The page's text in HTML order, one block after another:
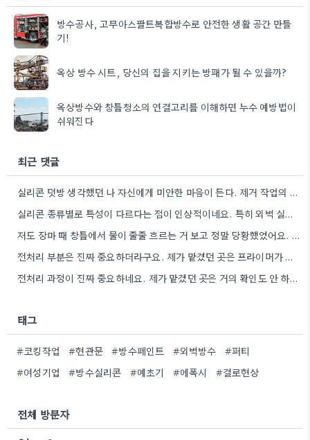
방수공사, 고무아스팔트복합방수로 안전한 생활 공간 만들
기!
옥상 방수 시트, 당신의 집을 지키는 방패가 될 수 있을까?
옥상방수와 창틀청소의 연결고리를 이해하면 누수 예방법이
쉬워진다
최근 댓글
실리콘 덧방 생각했던 나 자신에게 미안한 마음이 든다. 제거 작업의 중요성을 제대로 알게 된 것…
실리콘 종류별로 특성이 다르다는 점이 인상적이네요. 특히 외벽 실리콘은 더 신경 써야 한다고 하셨는데, 저도…
저도 장마 때 창틀에서 물이 줄줄 흐르는 거 보고 정말 당황했었어요. 직접 하는 것보다 전문가에게…
전처리 부분은 진짜 중요하더라구요. 제가 맡겼던 곳은 프라이머가 제대로 펴지지도 않았던 거 있죠.
전처리 과정이 진짜 중요하네요. 제가 맡겼던 곳은 거의 확인도 안 하고 그냥 시작하더라고요.
태그
#코킹작업 #현관문 #방수페인트 #외벽방수
#퍼티
#여성기업
#방수실리콘 #예초기 #에폭시 #결로현상
전체 방문자